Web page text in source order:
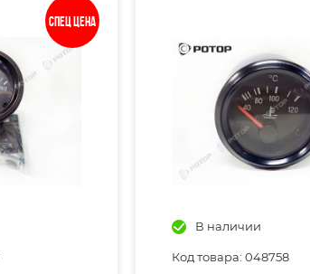
Спец цена
В наличии
Код товара: 048758